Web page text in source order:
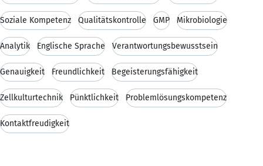
Soziale Kompetenz Qualitätskontrolle GMP Mikrobiologie
Analytik Englische Sprache Verantwortungsbewusstsein
Genauigkeit Freundlichkeit Begeisterungsfähigkeit
Zellkulturtechnik Pünktlichkeit Problemlösungskompetenz
Kontaktfreudigkeit